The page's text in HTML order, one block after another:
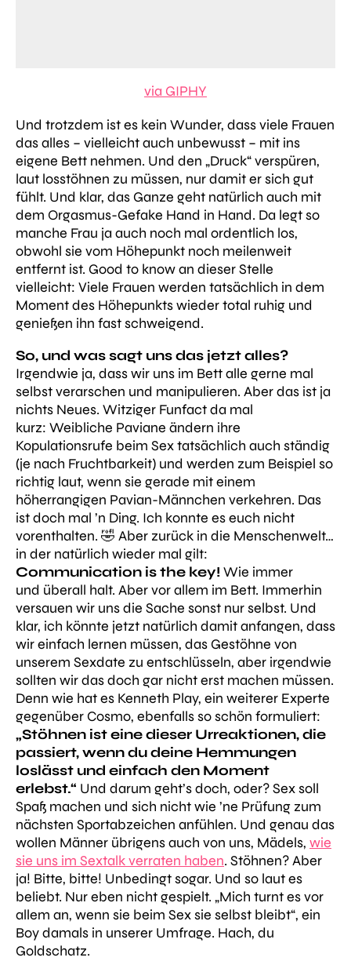
via GIPHY
Und trotzdem ist es kein Wunder, dass viele Frauen
das alles – vielleicht auch unbewusst – mit ins
eigene Bett nehmen. Und den „Druck“ verspüren,
laut losstöhnen zu müssen, nur damit er sich gut
fühlt. Und klar, das Ganze geht natürlich auch mit
dem Orgasmus-Gefake Hand in Hand. Da legt so
manche Frau ja auch noch mal ordentlich los,
obwohl sie vom Höhepunkt noch meilenweit
entfernt ist. Good to know an dieser Stelle
vielleicht: Viele Frauen werden tatsächlich in dem
Moment des Höhepunkts wieder total ruhig und
genießen ihn fast schweigend.
So, und was sagt uns das jetzt alles?
Irgendwie ja, dass wir uns im Bett alle gerne mal
selbst verarschen und manipulieren. Aber das ist ja
nichts Neues. Witziger Funfact da mal
kurz: Weibliche Paviane ändern ihre
Kopulationsrufe beim Sex tatsächlich auch ständig
(je nach Fruchtbarkeit) und werden zum Beispiel so
richtig laut, wenn sie gerade mit einem
höherrangigen Pavian-Männchen verkehren. Das
ist doch mal ’n Ding. Ich konnte es euch nicht
vorenthalten. 🤣 Aber zurück in die Menschenwelt…
in der natürlich wieder mal gilt:
Communication is the key!Wie immer
und überall halt. Aber vor allem im Bett. Immerhin
versauen wir uns die Sache sonst nurselbst. Und
klar, ich könnte jetzt natürlich damit anfangen, dass
wir einfach lernen müssen, das Gestöhne von
unserem Sexdate zu entschlüsseln, aber irgendwie
sollten wir das doch gar nicht erst machen müssen.
Denn wie hat es Kenneth Play, ein weiterer Experte
gegenüber Cosmo, ebenfalls so schön formuliert:
„Stöhnen ist eine dieser Urreaktionen, die
passiert, wenn du deine Hemmungen
loslässt und einfach den Moment
erlebst.“ Und darum geht’s doch, oder? Sex soll
Spaß machen und sich nicht wie ’ne Prüfung zum
nächsten Sportabzeichen anfühlen. Und genau das
wollen Männer übrigens auch von uns, Mädels, wie
sie uns im Sextalk verraten haben. Stöhnen? Aber
ja! Bitte, bitte! Unbedingt sogar. Und so laut es
beliebt. Nur eben nicht gespielt. „Mich turnt es vor
allem an, wenn sie beim Sex sie selbst bleibt“, ein
Boy damals in unserer Umfrage. Hach, du
Goldschatz.